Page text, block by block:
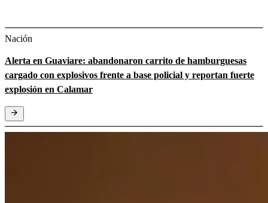
Nación
Alerta en Guaviare: abandonaron carrito de hamburguesas
cargado con explosivos frente a base policial y reportan fuerte
explosión en Calamar